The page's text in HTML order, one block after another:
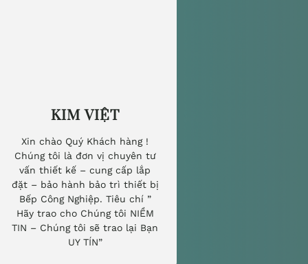
KIM VIỆT
Xin chào Quý Khách hàng !
Chúng tôi là đơn vị chuyên tư
vấn thiết kế – cung cấp lắp
đặt – bảo hành bảo trì thiết bị
Bếp Công Nghiệp. Tiêu chí ”
Hãy trao cho Chúng tôi NIỀM
TIN – Chúng tôi sẽ trao lại Bạn
UY TÍN”